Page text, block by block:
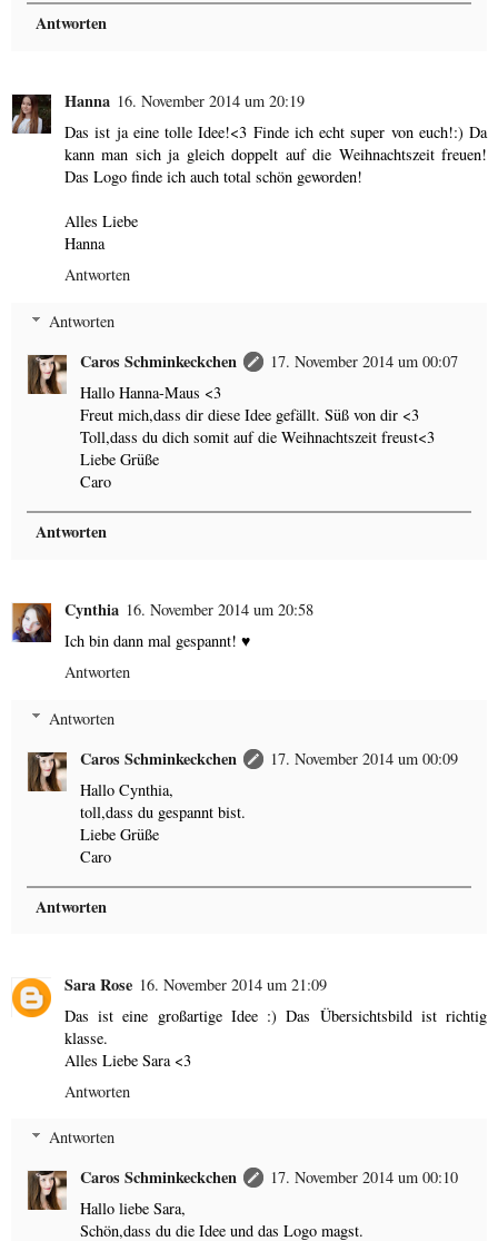
Antworten
Hanna 16. November 2014 um 20:19
Das ist ja eine tolle Idee!<3 Finde ich echt super von euch!:) Da
kann man sich ja gleich doppelt auf die Weihnachtszeit freuen!
Das Logo finde ich auch total schön geworden!
Alles Liebe
Hanna
Antworten
Antworten
Caros Schminkeckchen
17. November 2014 um 00:07
Hallo Hanna-Maus <3
Freut mich,dass dir diese Idee gefällt. Süß von dir <3
Toll,dass du dich somit auf die Weihnachtszeit freust<3
Liebe Grüße
Caro
Antworten
Cynthia 16. November 2014 um 20:58
Ich bin dann mal gespannt! ♥
Antworten
Antworten
Caros Schminkeckchen
17. November 2014 um 00:09
Hallo Cynthia,
toll,dass du gespannt bist.
Liebe Grüße
Caro
Antworten
Sara Rose 16. November 2014 um 21:09
Das ist eine großartige Idee :) Das Übersichtsbild ist richtig
klasse.
Alles Liebe Sara <3
Antworten
Antworten
Caros Schminkeckchen
17. November 2014 um 00:10
Hallo liebe Sara,
Schön,dass du die Idee und das Logo magst.